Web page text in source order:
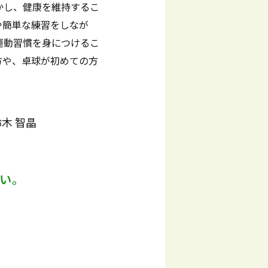
、健康を維持するこ
単な練習をしなが
習慣を身につけるこ
、卓球が初めての方
智晶
。